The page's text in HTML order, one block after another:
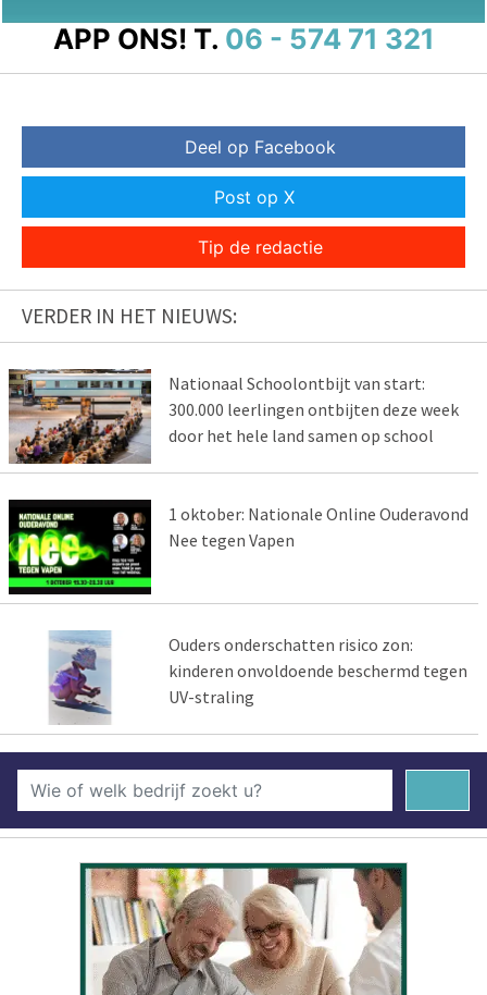
APP ONS! T. 06 - 574 71 321
Deel op Facebook
Post op X
Tip de redactie
VERDER IN HET NIEUWS:
Nationaal Schoolontbijt van start:
300.000 leerlingen ontbijten deze week
door het hele land samen op school
1 oktober: Nationale Online Ouderavond
Nee tegen Vapen
Ouders onderschatten risico zon:
kinderen onvoldoende beschermd tegen
UV-straling